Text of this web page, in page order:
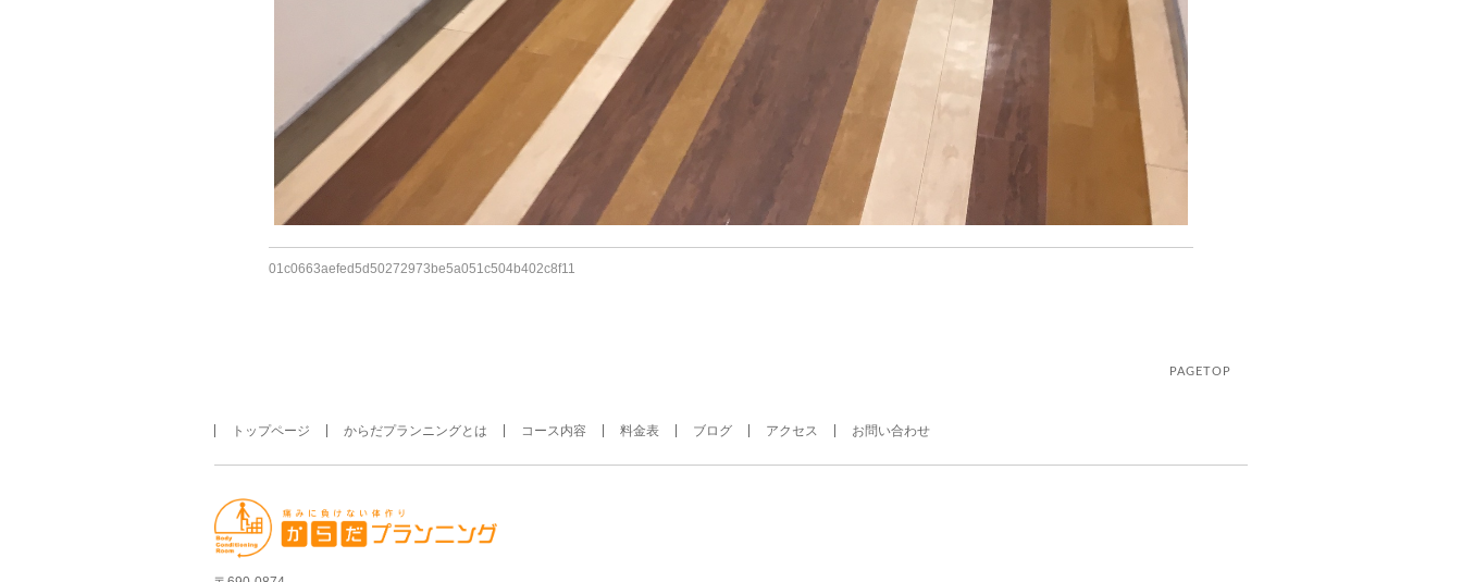
01c0663aefed5d50272973be5a051c504b402c8f11
PAGETOP
トップページ からだプランニングとは コース内容 料金表 ブログ アクセス お問い合わせ